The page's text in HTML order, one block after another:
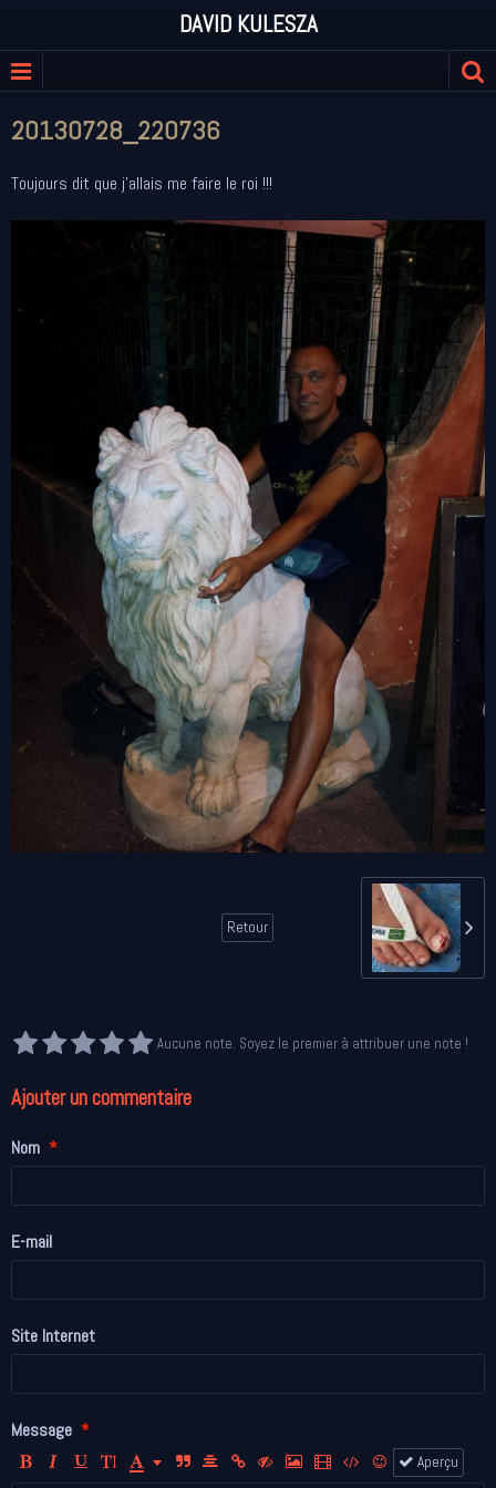
DAVID KULESZA
20130728_220736
Toujours dit que j'allais me faire le roi !!!
Retour
Aucune note. Soyez le premier à attribuer une note !
Ajouter un commentaire
Nom
E-mail
Site Internet
Message
Aperçu